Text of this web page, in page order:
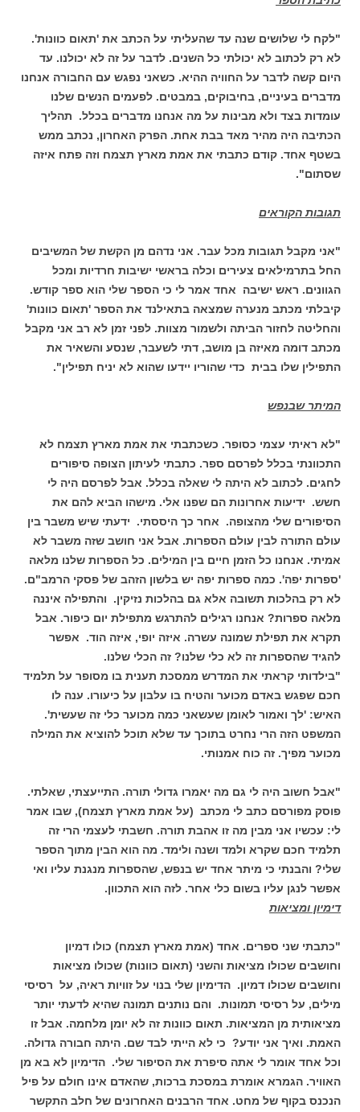
"לקח לי שלושים שנה עד שהעליתי על הכתב את 'תאום כוונות'.
לא רק לכתוב לא יכולתי כל השנים. לדבר על זה לא יכולנו. עד
היום קשה לדבר על החוויה ההיא. כשאני נפגש עם החבורה אנחנו
מדברים בעיניים, בחיבוקים, במבטים. לפעמים הנשים שלנו
עומדות בצד ולא מבינות על מה אנחנו מדברים בכלל. תהליך
הכתיבה היה מהיר מאד בבת אחת. הפרק האחרון, נכתב ממש
בשטף אחד. קודם כתבתי את אמת מארץ תצמח וזה פתח איזה
שסתום".
תגובות הקוראים
"אני מקבל תגובות מכל עבר. אני נדהם מן הקשת של המשיבים
החל בתרמילאים צעירים וכלה בראשי ישיבות חרדיות ומכל
הגוונים. ראש ישיבה אחד אמר לי כי הספר שלי הוא ספר קודש.
קיבלתי מכתב מנערה שמצאה בתאילנד את הספר 'תאום כוונות'
והחליטה לחזור הביתה ולשמור מצוות. לפני זמן לא רב אני מקבל
מכתב דומה מאיזה בן מושב, דתי לשעבר, שנסע והשאיר את
התפילין שלו בבית כדי שהוריו יידעו שהוא לא יניח תפילין".
המיתר שבנפש
"לא ראיתי עצמי כסופר. כשכתבתי את אמת מארץ תצמח לא
התכוונתי בכלל לפרסם ספר. כתבתי לעיתון הצופה סיפורים
לחגים. לכתוב לא היתה לי שאלה בכלל. אבל לפרסם היה לי
חשש. ידיעות אחרונות הם שפנו אלי. מישהו הביא להם את
הסיפורים שלי מהצופה. אחר כך היססתי. ידעתי שיש משבר בין
עולם התורה לבין עולם הספרות. אבל אני חושב שזה משבר לא
אמיתי. אנחנו כל הזמן חיים בין המילים. כל הספרות שלנו מלאה
'ספרות יפה'. כמה ספרות יפה יש בלשון הזהב של פסקי הרמב"ם.
לא רק בהלכות תשובה אלא גם בהלכות נזיקין. והתפילה איננה
מלאה ספרות? אנחנו רגילים להתרגש מתפילת יום כיפור. אבל
תקרא את תפילת שמונה עשרה. איזה יופי, איזה הוד. אפשר
להגיד שהספרות זה לא כלי שלנו? זה הכלי שלנו.
"בילדותי קראתי את המדרש ממסכת תענית בו מסופר על תלמיד
חכם שפגש באדם מכוער והטיח בו עלבון על כיעורו. ענה לו
האיש: 'לך ואמור לאומן שעשאני כמה מכוער כלי זה שעשית'.
המשפט הזה הרי נחרט בתוכך עד שלא תוכל להוציא את המילה
מכוער מפיך. זה כוח אמנותי.
"אבל חשוב היה לי גם מה יאמרו גדולי תורה. התייעצתי, שאלתי.
פוסק מפורסם כתב לי מכתב (על אמת מארץ תצמח), שבו אמר
לי: עכשיו אני מבין מה זו אהבת תורה. חשבתי לעצמי הרי זה
תלמיד חכם שקרא ולמד ושנה ולימד. מה הוא הבין מתוך הספר
שלי? והבנתי כי מיתר אחד יש בנפש, שהספרות מנגנת עליו ואי
אפשר לנגן עליו בשום כלי אחר. לזה הוא התכוון.
דימיון ומציאות
"כתבתי שני ספרים. אחד (אמת מארץ תצמח) כולו דמיון
וחושבים שכולו מציאות והשני (תאום כוונות) שכולו מציאות
וחושבים שכולו דמיון. הדימיון שלי בנוי על זוויות ראיה, על רסיסי
מילים, על רסיסי תמונות. והם נותנים תמונה שהיא לדעתי יותר
מציאותית מן המציאות. תאום כוונות זה לא יומן מלחמה. אבל זו
האמת. ואיך אני יודע? כי לא הייתי לבד שם. היתה חבורה גדולה.
וכל אחד אומר לי אתה סיפרת את הסיפור שלי. הדימיון לא בא מן
האוויר. הגמרא אומרת במסכת ברכות, שהאדם אינו חולם על פיל
הנכנס בקוף של מחט. אחד הרבנים האחרונים של חלב התקשר